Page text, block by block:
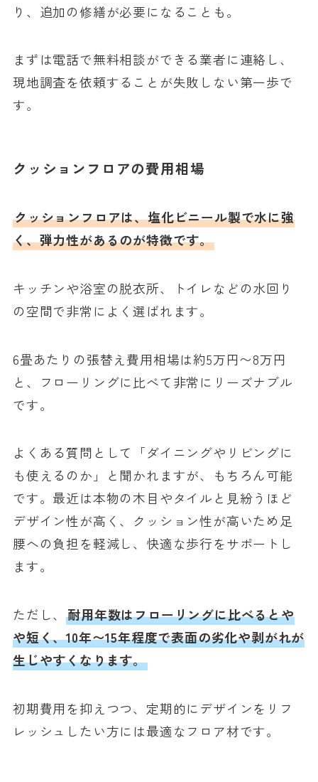
り、追加の修繕が必要になることも。
まずは電話で無料相談ができる業者に連絡し、
現地調査を依頼することが失敗しない第一歩で
す。
クッションフロアの費用相場
クッションフロアは、塩化ビニール製で水に強
く、弾力性があるのが特徴です。
キッチンや浴室の脱衣所、トイレなどの水回り
の空間で非常によく選ばれます。
6畳あたりの張替え費用相場は約5万円〜8万円
と、フローリングに比べて非常にリーズナブル
です。
よくある質問として「ダイニングやリビングに
も使えるのか」と聞かれますが、もちろん可能
です。最近は本物の木目やタイルと見紛うほど
デザイン性が高く、クッション性が高いため足
腰への負担を軽減し、快適な歩行をサポートし
ます。
ただし、耐用年数はフローリングに比べるとや
や短く、10年〜15年程度で表面の劣化や剥がれが
生じやすくなります。
初期費用を抑えつつ、定期的にデザインをリフ
レッシュしたい方には最適なフロア材です。